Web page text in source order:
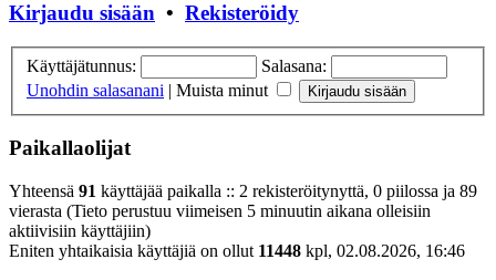
Kirjaudu sisään • Rekisteröidy
Käyttäjätunnus:
Salasana:
Unohdin salasanani | Muista minut
Paikallaolijat
Yhteensä 91 käyttäjää paikalla :: 2 rekisteröitynyttä, 0 piilossa ja 89
vierasta (Tieto perustuu viimeisen 5 minuutin aikana olleisiin
aktiivisiin käyttäjiin)
Eniten yhtaikaisia käyttäjiä on ollut 11448 kpl, 02.08.2026, 16:46